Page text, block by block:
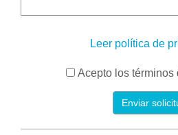
Leer política de
Acepto los términos
Enviar